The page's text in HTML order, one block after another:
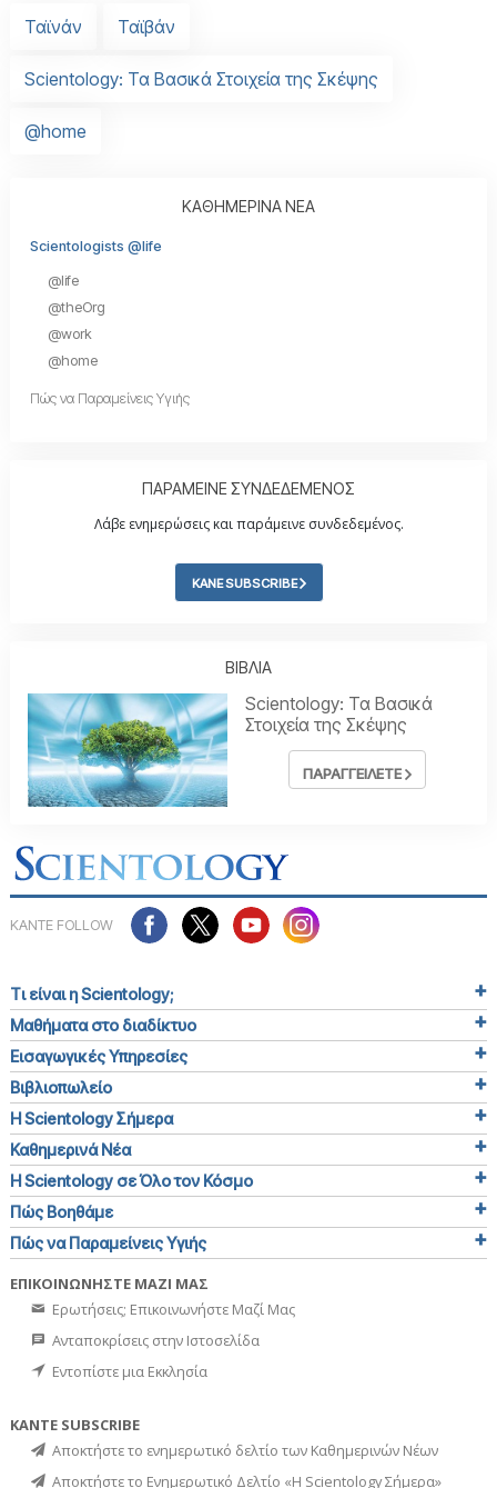
Ταϊνάν
Ταϊβάν
Scientology: Τα Βασικά Στοιχεία της Σκέψης
@home
ΚΑΘΗΜΕΡΙΝΑ ΝΕΑ
Scientologists @life
@life
@theOrg
@work
@home
Πώς να Παραμείνεις Υγιής
ΠΑΡΑΜΕΙΝΕ ΣΥΝΔΕΔΕΜΕΝΟΣ
Λάβε ενημερώσεις και παράμεινε συνδεδεμένος.
ΚΑΝΕ SUBSCRIBE
ΒΙΒΛΙΑ
Scientology: Τα Βασικά
Στοιχεία της Σκέψης
ΠΑΡΑΓΓΕΙΛΕΤΕ
ΚΑΝΤΕ FOLLOW
Τι είναι η Scientology;
Μαθήματα στο διαδίκτυο
Εισαγωγικές Υπηρεσίες
Βιβλιοπωλείο
Η Scientology Σήμερα
Καθημερινά Νέα
Η Scientology σε Όλο τον Κόσμο
Πώς Βοηθάμε
Πώς να Παραμείνεις Υγιής
ΕΠΙΚΟΙΝΩΝΗΣΤΕ ΜΑΖΙ ΜΑΣ
Ερωτήσεις; Επικοινωνήστε Μαζί Μας
Ανταποκρίσεις στην Ιστοσελίδα
Εντοπίστε μια Εκκλησία
ΚΑΝΤΕ SUBSCRIBE
Αποκτήστε το ενημερωτικό δελτίο των Καθημερινών Νέων
Αποκτήστε το Ενημερωτικό Δελτίο «Η Scientology Σήμερα»